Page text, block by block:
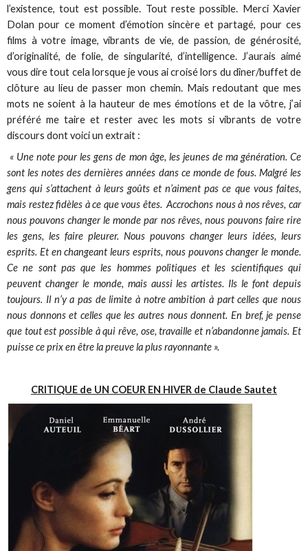
l’existence, tout est possible. Tout reste possible. Merci Xavier
Dolan pour ce moment d’émotion sincère et partagé, pour ces
films à votre image, vibrants de vie, de passion, de générosité,
d’originalité, de folie, de singularité, d’intelligence. J’aurais aimé
vous dire tout cela lorsque je vous ai croisé lors du dîner/buffet de
clôture au lieu de passer mon chemin. Mais redoutant que mes
mots ne soient à la hauteur de mes émotions et de la vôtre, j’ai
préféré me taire et rester avec les mots si vibrants de votre
discours dont voici un extrait :
« Une note pour les gens de mon âge, les jeunes de ma génération. Ce
sont les notes des dernières années dans ce monde de fous. Malgré les
gens qui s’attachent à leurs goûts et n’aiment pas ce que vous faites,
mais restez fidèles à ce que vous êtes. Accrochons nous à nos rêves, car
nous pouvons changer le monde par nos rêves, nous pouvons faire rire
les gens, les faire pleurer. Nous pouvons changer leurs idées, leurs
esprits. Et en changeant leurs esprits, nous pouvons changer le monde.
Ce ne sont pas que les hommes politiques et les scientifiques qui
peuvent changer le monde, mais aussi les artistes. Ils le font depuis
toujours. Il n’y a pas de limite à notre ambition à part celles que nous
nous donnons et celles que les autres nous donnent. En bref, je pense
que tout est possible à qui rêve, ose, travaille et n’abandonne jamais. Et
puisse ce prix en être la preuve la plus rayonnante ».
CRITIQUE de UN COEUR EN HIVER de Claude Sautet